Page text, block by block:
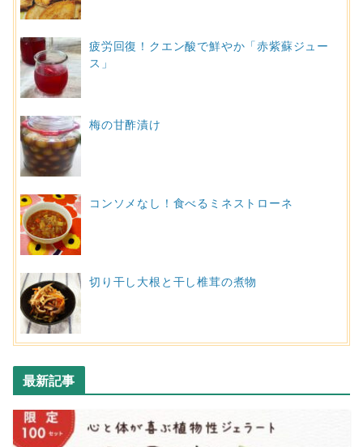
疲労回復！クエン酸で鮮やか「赤紫蘇ジュー
ス」
梅の甘酢漬け
コンソメなし！食べるミネストローネ
切り干し大根と干し椎茸の煮物
最新記事